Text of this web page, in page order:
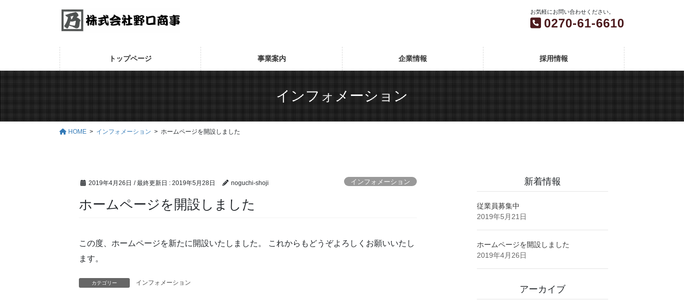
移
動
ン
に
移
動
お気軽にお問い合わせください。
0270-61-6610
トップページ 事業案内 企業情報 採用情報
インフォメーション
HOME インフォメーション ホームページを開設しました
2019年4月26日 / 最終更新日 :2019年5月28日 noguchi-shoji インフォメーション
ホームページを開設しました
この度、ホームページを新たに開設いたしました。 これからもどうぞよろしくお願いいたし
ます。
カテゴリー インフォメーション
新着情報
従業員募集中
2019年5月21日
ホームページを開設しました
2019年4月26日
アーカイブ